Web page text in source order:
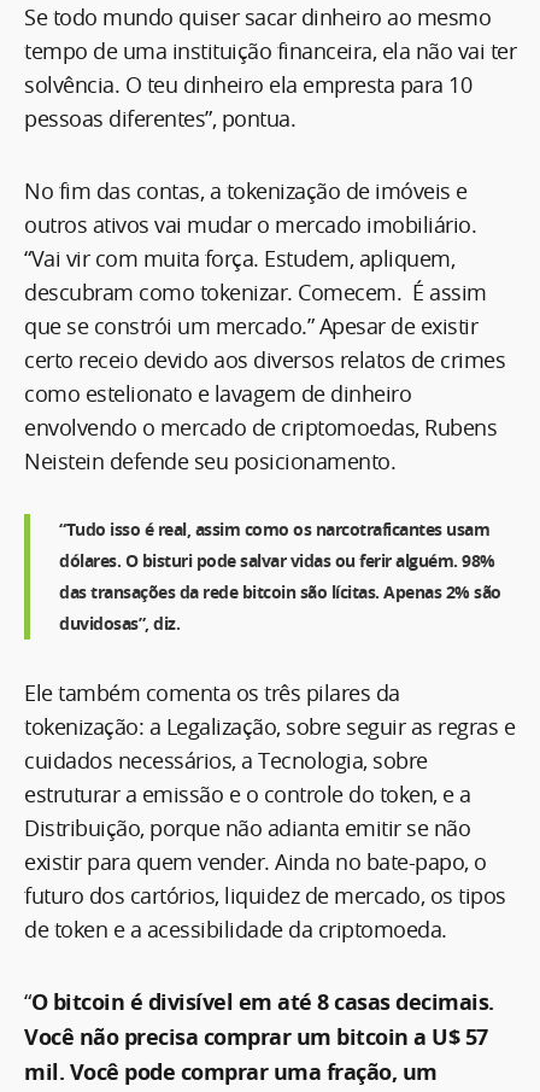
Se todo mundo quiser sacar dinheiro ao mesmo
tempo de uma instituição financeira, ela não vai ter
solvência. O teu dinheiro ela empresta para 10
pessoas diferentes”, pontua.
No fim das contas, a tokenização de imóveis e
outros ativos vai mudar o mercado imobiliário.
“Vai vir com muita força. Estudem, apliquem,
descubram como tokenizar. Comecem. É assim
que se constrói um mercado.” Apesar de existir
certo receio devido aos diversos relatos de crimes
como estelionato e lavagem de dinheiro
envolvendo o mercado de criptomoedas, Rubens
Neistein defende seu posicionamento.
“Tudo isso é real, assim como os narcotraficantes usam
dólares. O bisturi pode salvar vidas ou ferir alguém. 98%
das transações da rede bitcoin são lícitas. Apenas 2% são
duvidosas”, diz.
Ele também comenta os três pilares da
tokenização: a Legalização, sobre seguir as regras e
cuidados necessários, a Tecnologia, sobre
estruturar a emissão e o controle do token, e a
Distribuição, porque não adianta emitir se não
existir para quem vender. Ainda no bate-papo, o
futuro dos cartórios, liquidez de mercado, os tipos
de token e a acessibilidade da criptomoeda.
“O bitcoin é divisível em até 8 casas decimais.
Você não precisa comprar um bitcoin a U$ 57
mil. Você pode comprar uma fração, um